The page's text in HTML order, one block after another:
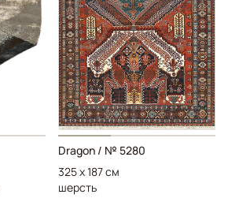
Dragon / № 5280
325 x 187 см
шерсть